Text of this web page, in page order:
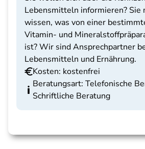
Lebensmitteln informieren? Sie
wissen, was von einer
Vitamin- und
ist? Wir sind Ansprechpartner
Lebensmitteln und Ernährung.
Kosten: kostenfrei
Beratungsart: Telefonische
Schriftliche Beratung